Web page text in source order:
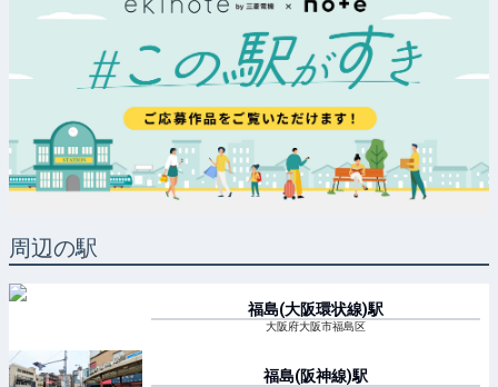
周辺の駅
福島(大阪環状線)駅
大阪府大阪市福島区
福島(阪神線)駅